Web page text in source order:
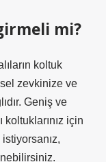
mi?
koltuk
zevkinize ve
Geniş ve
koltuklarınız için